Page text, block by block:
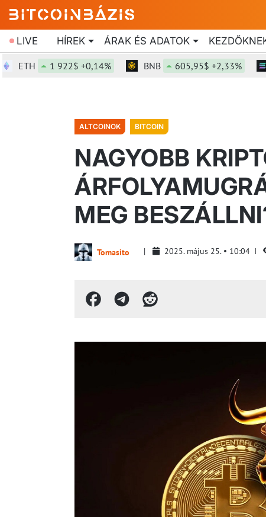
LIVE HÍREK ÁRAK ÉS ADATOK
1 922$ +0,14% BNB 605,95$ +2,33% SOL
ALTCOINOK BITCOIN
NAGYOBB
MEG
Tomasito 2025. május 25. 10:04